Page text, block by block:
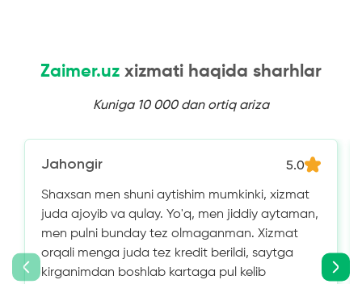
Zaimer.uz xizmati haqida sharhlar
Kuniga 10 000 dan ortiq ariza
Jahongir 5.0
Shaxsan men shuni aytishim mumkinki, xizmat
juda ajoyib va ​​qulay. Yo'q, men jiddiy aytaman,
men pulni bunday tez olmaganman. Xizmat
orqali menga juda tez kredit berildi, saytga
kirganimdan boshlab kartaga pul kelib